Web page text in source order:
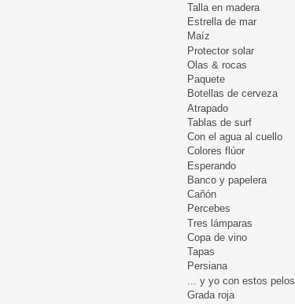
Talla en madera
Estrella de mar
Maíz
Protector solar
Olas & rocas
Paquete
Botellas de cerveza
Atrapado
Tablas de surf
Con el agua al cuello
Colores flúor
Esperando
Banco y papelera
Cañón
Percebes
Tres lámparas
Copa de vino
Tapas
Persiana
... y yo con estos pelos
Grada roja